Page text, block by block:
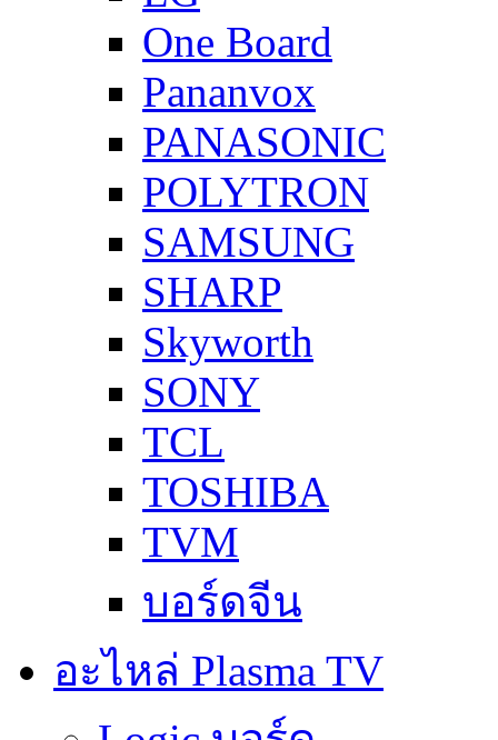
One Board
Pananvox
PANASONIC
POLYTRON
SAMSUNG
SHARP
Skyworth
SONY
TCL
TOSHIBA
TVM
บอร์ดจีน
อะไหล่ Plasma TV